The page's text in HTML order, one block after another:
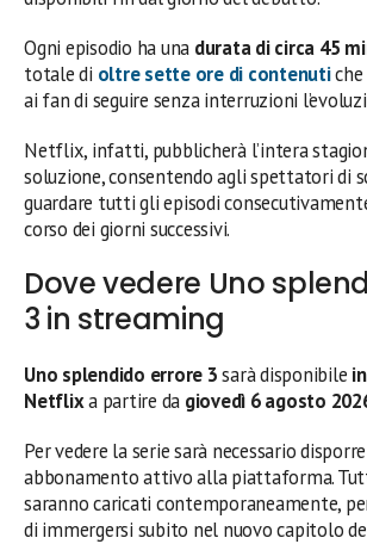
Ogni episodio ha una durata di circa 45
totale di oltre sette ore di contenuti
ai fan di seguire senza interruzioni
Netflix, infatti, pubblicherà l’intera
soluzione, consentendo agli spettatori di
guardare tutti gli episodi
corso dei giorni successivi.
Dove vedere Uno
3 in streaming
Uno splendido errore 3sarà disponibile
Netflixa partire da giovedì 6 agosto
Per vedere la serie sarà necessario
abbonamento attivo alla piattaforma.
saranno caricati contemporaneamente,
di immergersi subito nel nuovo capitolo